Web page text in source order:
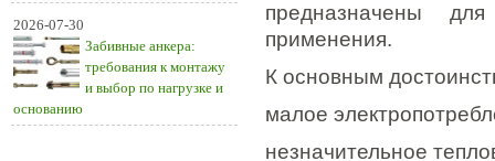
2026-07-30
Забивные анкера:
требования к монтажу
и выбор по нагрузке и
основанию
предназначены
применения.
К основным
малое
незначительное